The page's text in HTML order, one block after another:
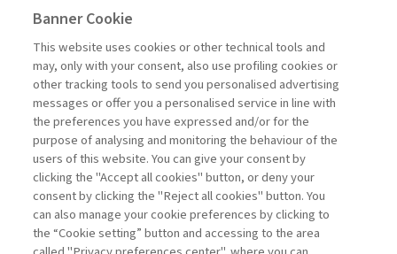
ECONOMIA & MERCATI
UNA SFINGE ALLA FED
di Donato Masciandaro
La consultazione dei libri è riservata esclusivamente
agli abbonati Premium
Banner Cookie
This website uses cookies or other technical tools and
may, only with your consent, also use profiling cookies or
other tracking tools to send you personalised advertising
messages or offer you a personalised service in line with
the preferences you have expressed and/or for the
purpose of analysing and monitoring the behaviour of the
users of this website. You can give your consent by
clicking the "Accept all cookies" button, or deny your
consent by clicking the "Reject all cookies" button. You
can also manage your cookie preferences by clicking to
the “Cookie setting” button and accessing to the area